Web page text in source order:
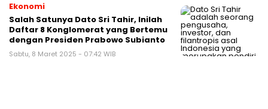
Ekonomi
Salah Satunya Dato Sri Tahir, Inilah
Daftar 8 Konglomerat yang Bertemu
dengan Presiden Prabowo Subianto
Sabtu, 8 Maret 2025 - 07:42 WIB